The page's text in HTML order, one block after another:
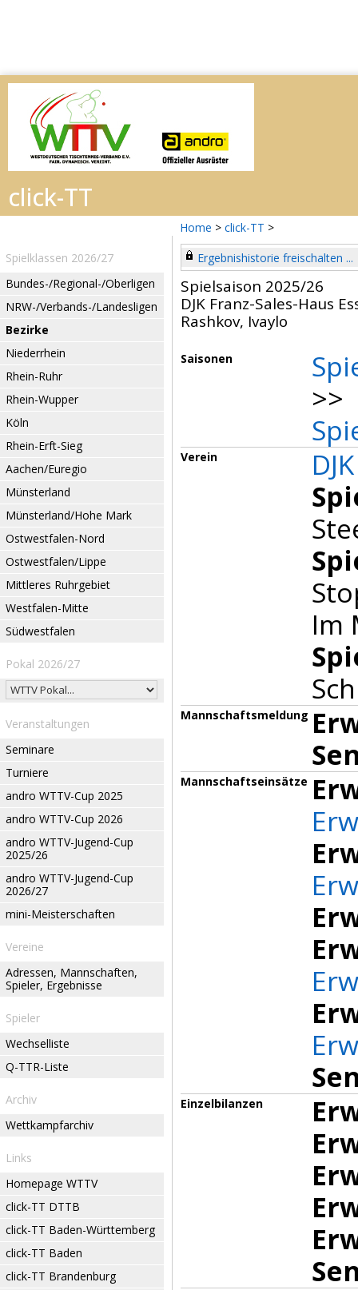
Home > click-TT >
Spielklassen 2026/27
Bundes-/Regional-/Oberligen
NRW-/Verbands-/Landesligen
Bezirke
Niederrhein
Rhein-Ruhr
Rhein-Wupper
Köln
Rhein-Erft-Sieg
Aachen/Euregio
Münsterland
Münsterland/Hohe Mark
Ostwestfalen-Nord
Ostwestfalen/Lippe
Mittleres Ruhrgebiet
Westfalen-Mitte
Südwestfalen
Pokal 2026/27
Veranstaltungen
Seminare
Turniere
andro WTTV-Cup 2025
andro WTTV-Cup 2026
andro WTTV-Jugend-Cup
2025/26
andro WTTV-Jugend-Cup
2026/27
mini-Meisterschaften
Vereine
Adressen, Mannschaften,
Spieler, Ergebnisse
Spieler
Wechselliste
Q-TTR-Liste
Archiv
Wettkampfarchiv
Links
Homepage WTTV
click-TT DTTB
click-TT Baden-Württemberg
click-TT Baden
click-TT Brandenburg
Ergebnishistorie freischalten ...
Spielsaison 2025/26
DJK Franz-Sales-Haus
Rashkov, Ivaylo
Saisonen
>>
Verein
Im
Mannschaftsmeldung
Mannschaftseinsätze
Einzelbilanzen